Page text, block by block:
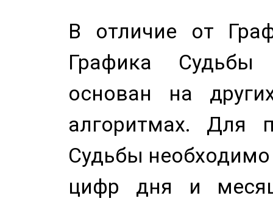
В отличие от
Графика
основан на
алгоритмах. Для
Судьбы
цифр дня и